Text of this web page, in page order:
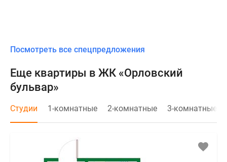
Посмотреть все спецпредложения
Еще квартиры в ЖК «Орловский
бульвар»
Студии 1-комнатные 2-комнатные 3-комнатные